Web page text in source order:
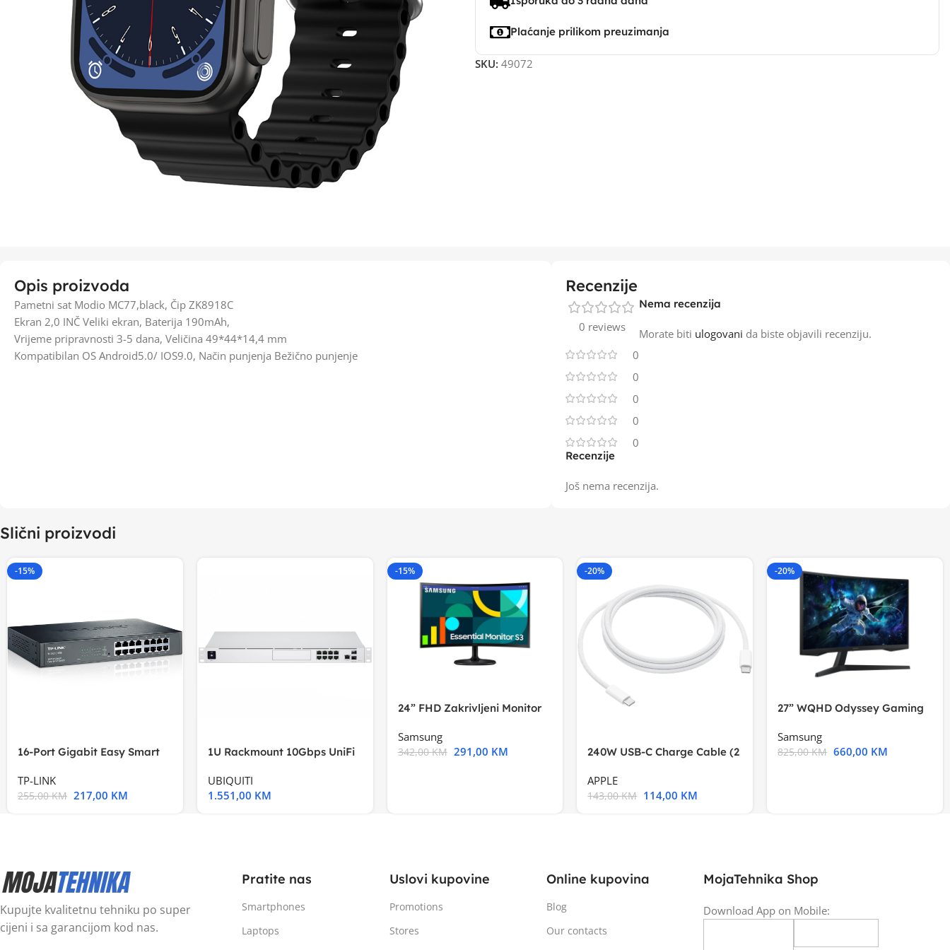
Plaćanje prilikom preuzimanja
SKU: 49072
Opis proizvoda
Pametni sat Modio MC77,black, Čip ZK8918C
Ekran 2,0 INČ Veliki ekran, Baterija 190mAh,
Vrijeme pripravnosti 3-5 dana, Veličina 49*44*14,4 mm
Kompatibilan OS Android5.0/ IOS9.0, Način punjenja Bežično punjenje
Recenzije
0 reviews
0
0
0
0
0
Recenzije
Još nema recenzija.
Nema recenzija
Morate biti ulogovani da biste objavili recenziju.
Slični proizvodi
-15%
16-Port Gigabit Easy Smart
TP-LINK
255,00KM 217,00 KM
1U Rackmount 10Gbps UniFi
UBIQUITI
1.551,00 KM
-15%
24” FHD Zakrivljeni Monitor
Samsung
342,00KM 291,00 KM
-20%
240W USB-C Charge Cable (2
APPLE
143,00KM 114,00 KM
-20%
27” WQHD Odyssey Gaming
Samsung
825,00KM 660,00 KM
Kupujte kvalitetnu tehniku po super
cijeni i sa garancijom kod nas.
Pratite nas
Smartphones
Laptops
Uslovi kupovine
Promotions
Stores
Online kupovina
Blog
Our contacts
MojaTehnika Shop
Download App on Mobile: